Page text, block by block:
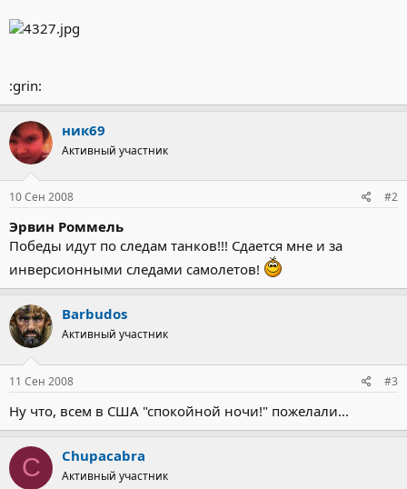
:grin:
ник69
Активный участник
10 Сен 2008 #2
Эрвин Роммель
Победы идут по следам танков!!! Сдается мне и за
инверсионными следами самолетов!
Barbudos
Активный участник
11 Сен 2008 #3
Ну что, всем в США "спокойной ночи!" пожелали...
C Chupacabra
Активный участник